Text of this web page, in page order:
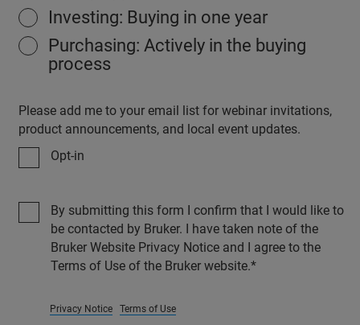
Investing: Buying in one year
Purchasing: Actively in the buying
process
Please add me to your email list for webinar invitations,
product announcements, and local event updates.
Opt-in
By submitting this form I confirm that I would like to
be contacted by Bruker. I have taken note of the
Bruker Website Privacy Notice and I agree to the
Terms of Use of the Bruker website.
Privacy Notice Terms of Use